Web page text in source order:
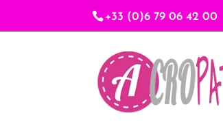
+33 (0)6 79 06 42 00